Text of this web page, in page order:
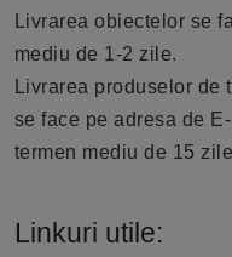
Livrarea obiectelor se
mediu de 1-2 zile.
Livrarea produselor
se face pe adresa de
termen mediu de 15
Linkuri utile: